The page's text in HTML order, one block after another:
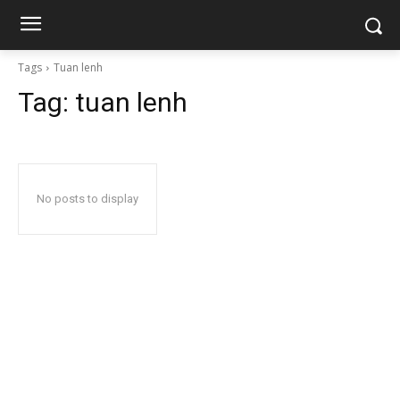
Tags Tuan lenh
Tag: tuan lenh
No posts to display